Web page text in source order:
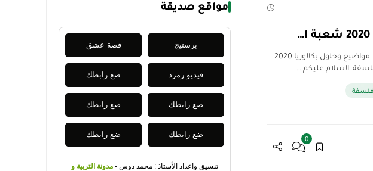
مدونة التربية و التعليم بكالوريا 2020 شعبة اداب و فلسفة مواضيع وحلول بكالوريا 2020
0
مواقع صديقة
برستيج قصة عشق
فيديو زمرد ضع رابطك
ضع رابطك ضع رابطك
ضع رابطك ضع رابطك
تنسيق واعداد الأستاذ : محمد دوس - مدونة التربية و